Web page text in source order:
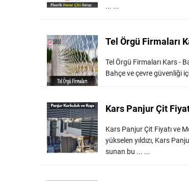
... ...
Tel Örgü Firmaları
Tel Örgü Firmaları Kars -
Bahçe ve çevre güvenliği
Kars Panjur Çit
Kars Panjur Çit Fiyatı ve
yükselen yıldızı, Kars
sunan bu ... ...